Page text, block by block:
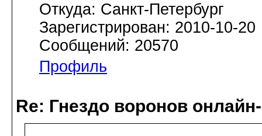
Откуда: Санкт-Петербург
Зарегистрирован: 2010-10-20
Сообщений: 20570
Профиль
Re: Гнездо воронов